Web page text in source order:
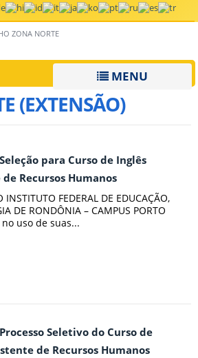
ZONA NORTE
MENU
(EXTENSÃO)
para Curso de Inglês
Recursos Humanos
INSTITUTO FEDERAL DE EDUCAÇÃO,
DE RONDÔNIA – CAMPUS PORTO
no uso de suas...
Seletivo do Curso de
de Recursos Humanos